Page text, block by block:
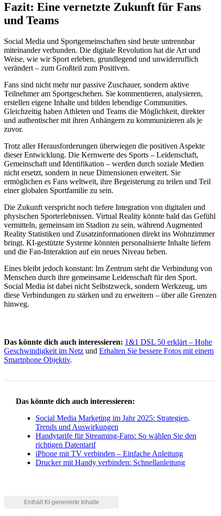
Fazit: Eine vernetzte Zukunft für Fans
und Teams
Social Media und Sportgemeinschaften sind heute untrennbar
miteinander verbunden. Die digitale Revolution hat die Art und
Weise, wie wir Sport erleben, grundlegend und unwiderruflich
verändert – zum Großteil zum Positiven.
Fans sind nicht mehr nur passive Zuschauer, sondern aktive
Teilnehmer am Sportgeschehen. Sie kommentieren, analysieren,
erstellen eigene Inhalte und bilden lebendige Communities.
Gleichzeitig haben Athleten und Teams die Möglichkeit, direkter
und authentischer mit ihren Anhängern zu kommunizieren als je
zuvor.
Trotz aller Herausforderungen überwiegen die positiven Aspekte
dieser Entwicklung. Die Kernwerte des Sports – Leidenschaft,
Gemeinschaft und Identifikation – werden durch soziale Medien
nicht ersetzt, sondern in neue Dimensionen erweitert. Sie
ermöglichen es Fans weltweit, ihre Begeisterung zu teilen und Teil
einer globalen Sportfamilie zu sein.
Die Zukunft verspricht noch tiefere Integration von digitalen und
physischen Sporterlebnissen. Virtual Reality könnte bald das Gefühl
vermitteln, gemeinsam im Stadion zu sein, während Augmented
Reality Statistiken und Zusatzinformationen direkt ins Wohnzimmer
bringt. KI-gestützte Systeme könnten personalisierte Inhalte liefern
und die Fan-Interaktion auf ein neues Niveau heben.
Eines bleibt jedoch konstant: Im Zentrum steht die Verbindung von
Menschen durch ihre gemeinsame Leidenschaft für den Sport.
Social Media ist dabei nicht Selbstzweck, sondern Werkzeug, um
diese Verbindungen zu stärken und zu erweitern – über alle Grenzen
hinweg.
Das könnte dich auch interessieren: 1&1 DSL 50 erklärt – Hohe
Geschwindigkeit im Netz und Erhalten Sie bessere Fotos mit einem
Smartphone Objektiv.
Das könnte dich auch interessieren:
Social Media Marketing im Jahr 2025: Strategien,
Trends und Auswirkungen
Handytarife für Streaming-Fans: So wählen Sie den
richtigen Datentarif
iPhone mit TV verbinden – Einfache Anleitung
Drucker mit Handy verbinden: Schnellanleitung